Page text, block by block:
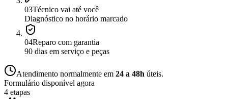
03Técnico vai até você
Diagnóstico no horário marcado
04Reparo com garantia
90 dias em serviço e peças
Atendimento normalmente em 24 a 48h úteis.
Formulário disponível agora
4 etapas